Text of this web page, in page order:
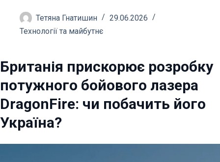
Тетяна Гнатишин
29.06.2026
Технології та майбутнє
Британія прискорює розробку
потужного бойового лазера
DragonFire: чи побачить його
Україна?